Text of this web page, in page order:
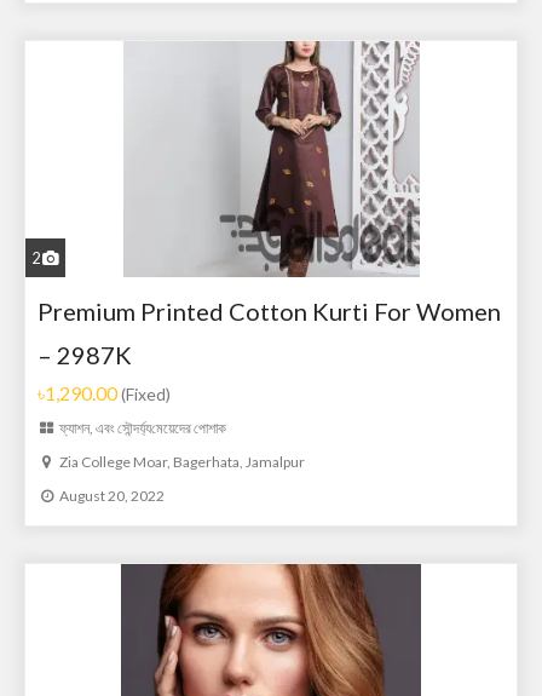
2
Premium Printed Cotton Kurti For Women
– 2987K
৳1,290.00(Fixed)
ফ্যাশন, এবং সৌন্দর্য্যমেয়েদের পোশাক
Zia College Moar, Bagerhata, Jamalpur
August 20, 2022